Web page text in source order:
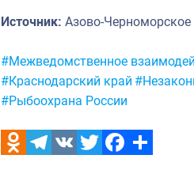
Источник: Азово-Черноморское
Метки:
#Межведомственное
#Краснодарский край
#Рыбоохрана России